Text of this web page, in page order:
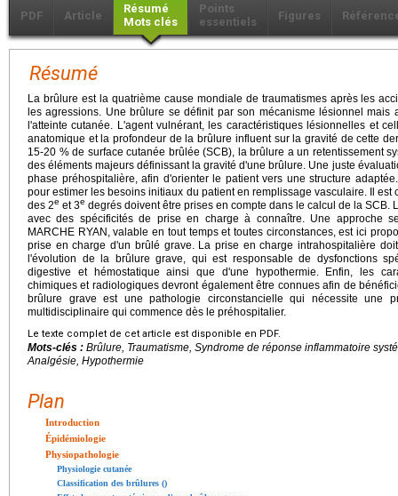
PDF Article
Résumé
Mots clés
Points
essentiels
Figures
Résumé
La brûlure est la quatrième cause mondiale de traumatismes après les
les agressions. Une brûlure se définit par son mécanisme lésionnel
l'atteinte cutanée. L'agent vulnérant, les caractéristiques lésionnelles et
anatomique et la profondeur de la brûlure influent sur la gravité de cette
15-20 % de surface cutanée brûlée (SCB), la brûlure a un retentissement
des éléments majeurs définissant la gravité d'une brûlure. Une juste
phase préhospitalière, afin d'orienter le patient vers une structure
pour estimer les besoins initiaux du patient en remplissage vasculaire. Il
des 2e et 3e degrés doivent être prises en compte dans le calcul de la SCB.
avec des spécificités de prise en charge à connaître. Une approche
MARCHE RYAN, valable en tout temps et toutes circonstances, est ici
prise en charge d'un brûlé grave. La prise en charge intrahospitalière
l'évolution de la brûlure grave, qui est responsable de dysfonctions
digestive et hémostatique ainsi que d'une hypothermie. Enfin, les
chimiques et radiologiques devront également être connues afin de
brûlure grave est une pathologie circonstancielle qui nécessite une
multidisciplinaire qui commence dès le préhospitalier.
Le texte complet de cet article est disponible en PDF.
Mots-clés : Brûlure, Traumatisme, Syndrome de réponse inflammatoire
Analgésie, Hypothermie
Plan
Introduction
Épidémiologie
Physiopathologie
Physiologie cutanée
Classification des brûlures ()